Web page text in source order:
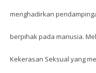
menghadirkan
berpihak pada manusia.
Kekerasan Seksual yang